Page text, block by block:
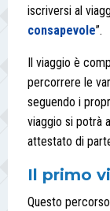
iscriversi al
consapevole”.
Il viaggio è
percorrere le
seguendo i
viaggio si potrà
attestato di
Il primo
Questo